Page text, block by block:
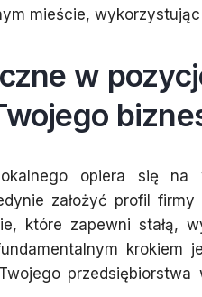
mieście,
w
opiera się
założyć profil
które zapewni stałą,
krokiem